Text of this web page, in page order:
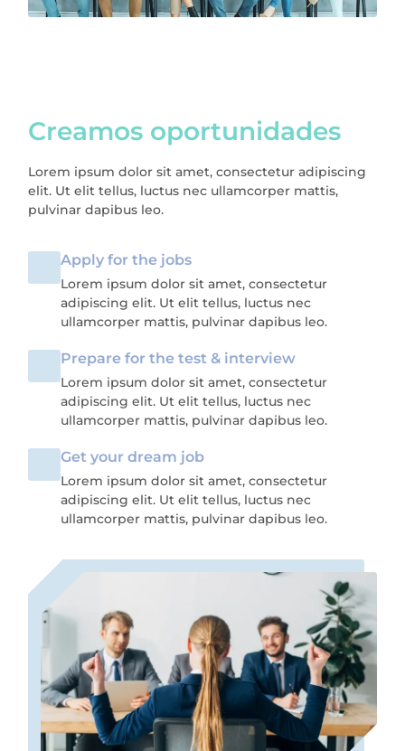
Creamos oportunidades
Lorem ipsum dolor sit amet, consectetur adipiscing
elit. Ut elit tellus, luctus nec ullamcorper mattis,
pulvinar dapibus leo.
Apply for the jobs
Lorem ipsum dolor sit amet, consectetur
adipiscing elit. Ut elit tellus, luctus nec
ullamcorper mattis, pulvinar dapibus leo.
Prepare for the test & interview
Lorem ipsum dolor sit amet, consectetur
adipiscing elit. Ut elit tellus, luctus nec
ullamcorper mattis, pulvinar dapibus leo.
Get your dream job
Lorem ipsum dolor sit amet, consectetur
adipiscing elit. Ut elit tellus, luctus nec
ullamcorper mattis, pulvinar dapibus leo.